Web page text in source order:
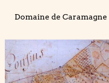
Domaine de Caramagne